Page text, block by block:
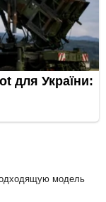
модель